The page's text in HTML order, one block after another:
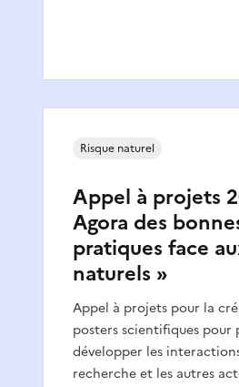
Appel à projets
Agora des
pratiques face
naturels »
Appel à projets pour la
posters scientifiques
développer les
recherche et les autres
Risque naturel